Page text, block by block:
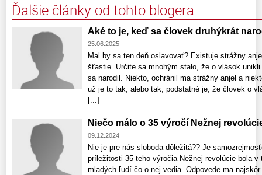
Ďalšie články od tohto blogera
Aké to je, keď sa človek druhýkrát
25.06.2025
Mal by sa ten deň oslavovať? Existuje strážny
šťastie. Určite sa mnohým stalo, že o vlások
sa narodil. Niekto, ochránil ma strážny anjel a
už je to tak, alebo tak, podstatné je, že človek o
[...]
Niečo málo o 35 výročí Nežnej
09.12.2024
Nie je pre nás sloboda dôležitá?? Je
príležitosti 35-teho výročia Nežnej revolúcie bola
mladých ľudí čo o nej vedia. Odpovede ma